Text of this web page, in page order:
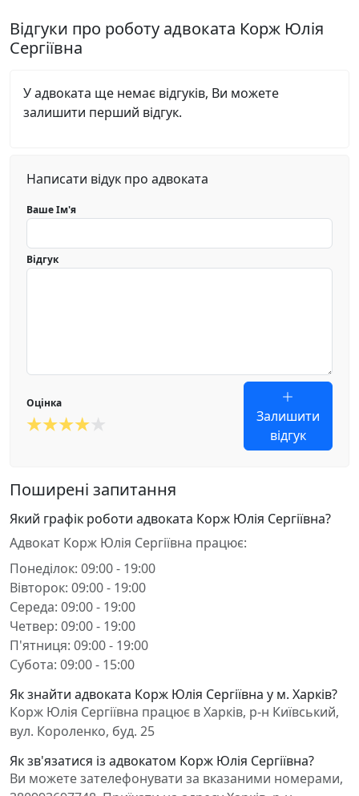
Відгуки про роботу адвоката Корж Юлія
Сергіївна
У адвоката ще немає відгуків, Ви можете
залишити перший відгук.
Написати відук про адвоката
Ваше Ім'я
Відгук
Оцінка
Залишити
відгук
Поширені запитання
Який графік роботи адвоката Корж Юлія Сергіївна?
Адвокат Корж Юлія Сергіївна працює:
Понеділок: 09:00 - 19:00
Вівторок: 09:00 - 19:00
Середа: 09:00 - 19:00
Четвер: 09:00 - 19:00
П'ятниця: 09:00 - 19:00
Субота: 09:00 - 15:00
Як знайти адвоката Корж Юлія Сергіївна у м. Харків?
Корж Юлія Сергіївна працює в Харків, р-н Київський,
вул. Короленко, буд. 25
Як зв'язатися із адвокатом Корж Юлія Сергіївна?
Ви можете зателефонувати за вказаними номерами,